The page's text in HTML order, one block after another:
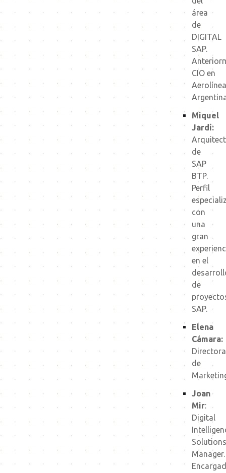
área
de
DIGITAL
SAP.
CIO en
Miquel
Jardí:
de
SAP
BTP.
Perfil
con
una
gran
en el
de
SAP.
Elena
Cámara:
Directora
de
Joan
Mir:
Digital
Solutions
Manager.